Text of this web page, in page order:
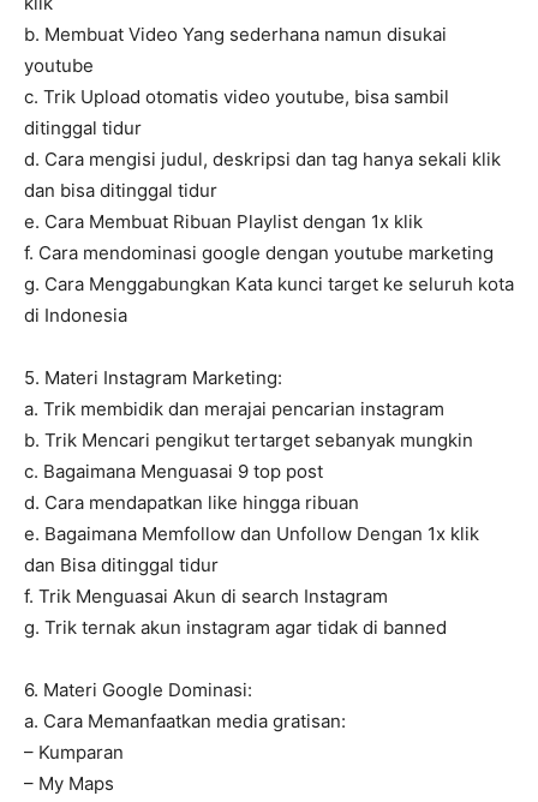
b. Membuat Video Yang sederhana namun disukai
youtube
c. Trik Upload otomatis video youtube, bisa sambil
ditinggal tidur
d. Cara mengisi judul, deskripsi dan tag hanya sekali klik
dan bisa ditinggal tidur
e. Cara Membuat Ribuan Playlist dengan 1x klik
f. Cara mendominasi google dengan youtube marketing
g. Cara Menggabungkan Kata kunci target ke seluruh kota
di Indonesia
5. Materi Instagram Marketing:
a. Trik membidik dan merajai pencarian instagram
b. Trik Mencari pengikut tertarget sebanyak mungkin
c. Bagaimana Menguasai 9 top post
d. Cara mendapatkan like hingga ribuan
e. Bagaimana Memfollow dan Unfollow Dengan 1x klik
dan Bisa ditinggal tidur
f. Trik Menguasai Akun di search Instagram
g. Trik ternak akun instagram agar tidak di banned
6. Materi Google Dominasi:
a. Cara Memanfaatkan media gratisan:
– Kumparan
– My Maps